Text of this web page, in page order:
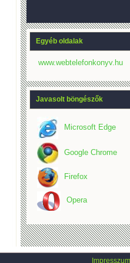
Egyéb oldalak
www.webtelefonkonyv.hu
Javasolt böngészők
Microsoft Edge
Google Chrome
Firefox
Opera
Impresszum